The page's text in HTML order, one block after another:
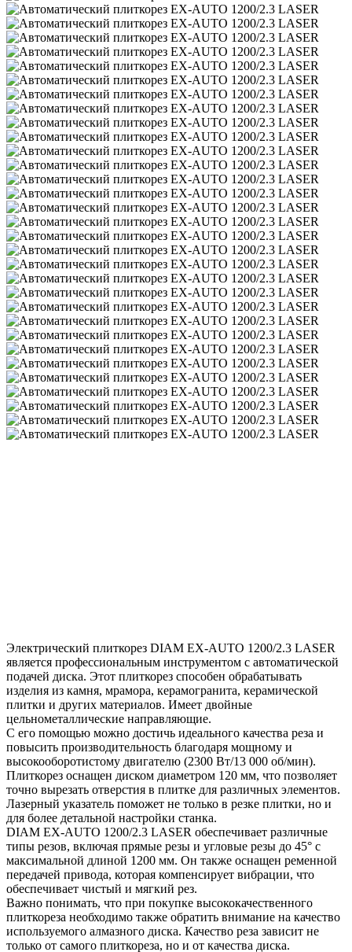
Электрический плиткорез DIAM EX-AUTO 1200/2.3 LASER
является профессиональным инструментом с автоматической
подачей диска. Этот плиткорез способен обрабатывать
изделия из камня, мрамора, керамогранита, керамической
плитки и других материалов. Имеет двойные
цельнометаллические направляющие.
С его помощью можно достичь идеального качества реза и
повысить производительность благодаря мощному и
высокооборотистому двигателю (2300 Вт/13 000 об/мин).
Плиткорез оснащен диском диаметром 120 мм, что позволяет
точно вырезать отверстия в плитке для различных элементов.
Лазерный указатель поможет не только в резке плитки, но и
для более детальной настройки станка.
DIAM EX-AUTO 1200/2.3 LASER обеспечивает различные
типы резов, включая прямые резы и угловые резы до 45° с
максимальной длиной 1200 мм. Он также оснащен ременной
передачей привода, которая компенсирует вибрации, что
обеспечивает чистый и мягкий рез.
Важно понимать, что при покупке высококачественного
плиткореза необходимо также обратить внимание на качество
используемого алмазного диска. Качество реза зависит не
только от самого плиткореза, но и от качества диска.